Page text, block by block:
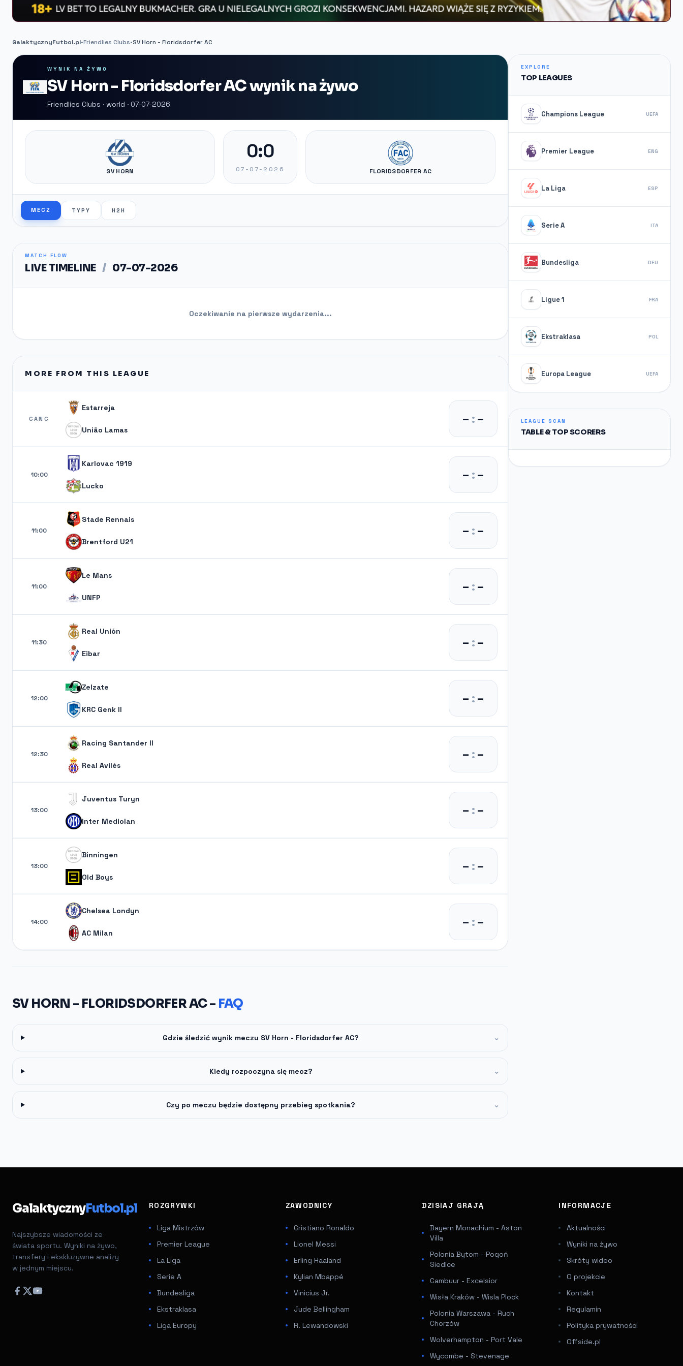
GalaktycznyFutbol.pl•Friendlies Clubs•SV Horn - Floridsdorfer AC
WYNIK NA ŻYWO
SV Horn - Floridsdorfer AC wynik na żywo
Friendlies Clubs · world · 07-07-2026
SV HORN
0:0
07-07-2026 FLORIDSDORFER AC
MECZ TYPY H2H
MATCH FLOW
LIVE TIMELINE / 07-07-2026
Oczekiwanie na pierwsze wydarzenia...
MORE FROM THIS LEAGUE
CANC
Estarreja
União Lamas
– :–
10:00
Karlovac 1919
Lucko
– :–
11:00
Stade Rennais
Brentford U21
– :–
11:00
Le Mans
UNFP
– :–
11:30
Real Unión
Eibar
– :–
12:00
Zelzate
KRC Genk II
– :–
12:30
Racing Santander II
Real Avilés
– :–
13:00
Juventus Turyn
Inter Mediolan
– :–
13:00
Binningen
Old Boys
– :–
14:00
Chelsea Londyn
AC Milan
– :–
SV HORN - FLORIDSDORFER AC - FAQ
Gdzie śledzić wynik meczu SV Horn - Floridsdorfer AC? ⌄
Kiedy rozpoczyna się mecz? ⌄
Czy po meczu będzie dostępny przebieg spotkania? ⌄
EXPLORE
TOP LEAGUES
Champions League UEFA
Premier League ENG
La Liga ESP
Serie A ITA
Bundesliga DEU
Ligue 1 FRA
Ekstraklasa POL
Europa League UEFA
LEAGUE SCAN
TABLE & TOP SCORERS
GalaktycznyFutbol.pl
Najszybsze wiadomości ze
świata sportu. Wyniki na żywo,
transfery i ekskluzywne analizy
w jednym miejscu.
ROZGRYWKI
Liga Mistrzów
Premier League
La Liga
Serie A
Bundesliga
Ekstraklasa
Liga Europy
ZAWODNICY
Cristiano Ronaldo
Lionel Messi
Erling Haaland
Kylian Mbappé
Vinicius Jr.
Jude Bellingham
R. Lewandowski
DZISIAJ GRAJĄ
Bayern Monachium - Aston
Villa
Polonia Bytom - Pogoń
Siedlce
Cambuur - Excelsior
Wisła Kraków - Wisla Plock
Polonia Warszawa - Ruch
Chorzów
Wolverhampton - Port Vale
Wycombe - Stevenage
INFORMACJE
Aktualności
Wyniki na żywo
Skróty wideo
O projekcie
Kontakt
Regulamin
Polityka prywatności
Offside.pl